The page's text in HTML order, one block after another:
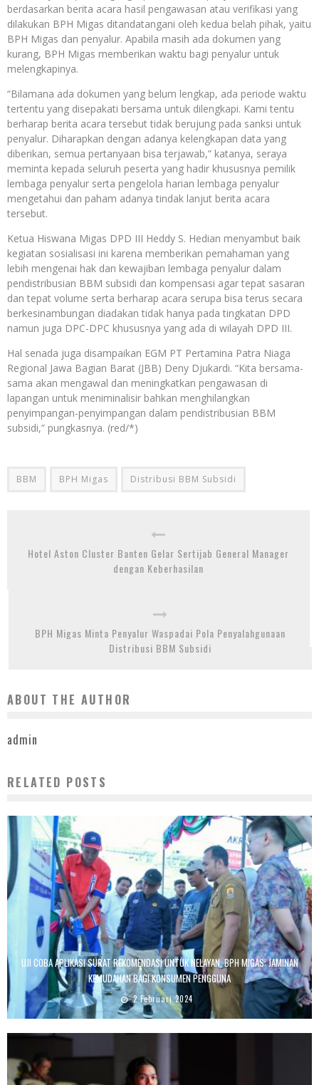
berdasarkan berita acara hasil pengawasan atau verifikasi yang
dilakukan BPH Migas ditandatangani oleh kedua belah pihak, yaitu
BPH Migas dan penyalur. Apabila masih ada dokumen yang
kurang, BPH Migas memberikan waktu bagi penyalur untuk
melengkapinya.
“Bilamana ada dokumen yang belum lengkap, ada periode waktu
tertentu yang disepakati bersama untuk dilengkapi. Kami tentu
berharap berita acara tersebut tidak berujung pada sanksi untuk
penyalur. Diharapkan dengan adanya kelengkapan data yang
diberikan, semua pertanyaan bisa terjawab,” katanya, seraya
meminta kepada seluruh peserta yang hadir khususnya pemilik
lembaga penyalur serta pengelola harian lembaga penyalur
mengetahui dan paham adanya tindak lanjut berita acara
tersebut.
Ketua Hiswana Migas DPD III Heddy S. Hedian menyambut baik
kegiatan sosialisasi ini karena memberikan pemahaman yang
lebih mengenai hak dan kewajiban lembaga penyalur dalam
pendistribusian BBM subsidi dan kompensasi agar tepat sasaran
dan tepat volume serta berharap acara serupa bisa terus secara
berkesinambungan diadakan tidak hanya pada tingkatan DPD
namun juga DPC-DPC khususnya yang ada di wilayah DPD III.
Hal senada juga disampaikan EGM PT Pertamina Patra Niaga
Regional Jawa Bagian Barat (JBB) Deny Djukardi. “Kita bersama-
sama akan mengawal dan meningkatkan pengawasan di
lapangan untuk meniminalisir bahkan menghilangkan
penyimpangan-penyimpangan dalam pendistribusian BBM
subsidi,” pungkasnya. (red/*)
BBM BPH Migas Distribusi BBM Subsidi
Hotel Aston Cluster Banten Gelar Sertijab General Manager
dengan Keberhasilan
BPH Migas Minta Penyalur Waspadai Pola Penyalahgunaan
Distribusi BBM Subsidi
ABOUT THE AUTHOR
admin
RELATED POSTS
UJI COBA APLIKASI SURAT REKOMENDASI UNTUK NELAYAN, BPH MIGAS: JAMINAN
KEMUDAHAN BAGI KONSUMEN PENGGUNA
2 Februari 2024